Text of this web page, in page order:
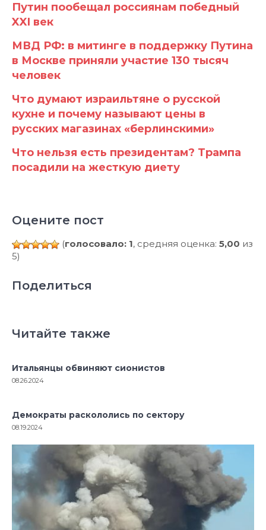
Путин пообещал россиянам победный
XXI век
МВД РФ: в митинге в поддержку Путина
в Москве приняли участие 130 тысяч
человек
Что думают израильтяне о русской
кухне и почему называют цены в
русских магазинах «берлинскими»
Что нельзя есть президентам? Трампа
посадили на жесткую диету
Оцените пост
(голосовало: 1, средняя оценка: 5,00 из
5)
Поделиться
Читайте также
Итальянцы обвиняют сионистов
08.26.2024
Демократы раскололись по сектору
08.19.2024